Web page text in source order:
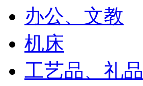
办公、文教
机床
工艺品、礼品